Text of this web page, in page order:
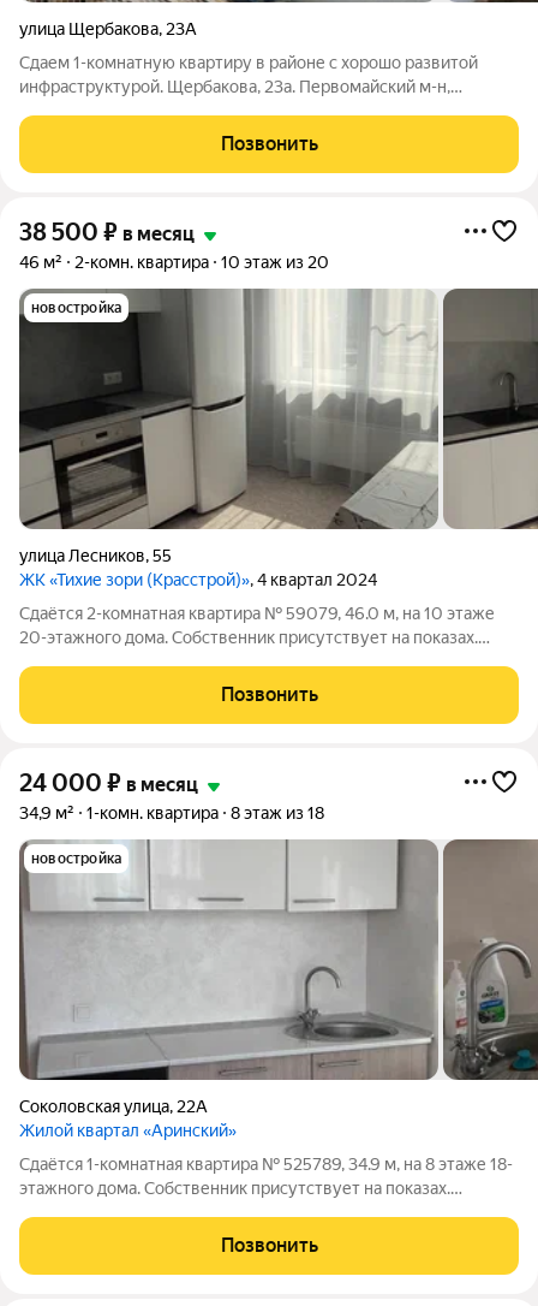
улица Щербакова, 23А
Сдаем 1-комнатную квартиру в районе с хорошо развитой
инфраструктурой. Щербакова, 23а. Первомайский м-н,
панельного дома с прекрасным видом на город. Рядом с домом
школа и детский сад, магазины,
Позвонить
38 500 ₽ в месяц
46 м² 2-комн. квартира 10 этаж из 20
новостройка
улица Лесников,55
ЖК «Тихие зори (Красстрой)», 4 квартал 2024
Сдаётся 2-комнатная квартира № 59079, 46.0 м, на 10 этаже
20-этажного дома. Собственник присутствует на показах.
оплачиваются отдельно. По условиям проживания: можно с
детьми, можно с питомцами.
Позвонить
24 000 ₽ в месяц
34,9 м² 1-комн. квартира 8 этаж из 18
новостройка
Соколовская улица, 22А
Жилой квартал «Аринский»
Сдаётся 1-комнатная квартира № 525789, 34.9 м, на 8 этаже 18-
этажного дома. Собственник присутствует на показах.
оплачиваются отдельно. По условиям проживания: можно с
детьми, можно с питомцами. Из
Позвонить